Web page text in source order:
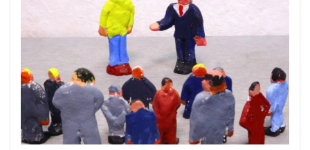
ぜ増
きた
の
か？
3.2
キャ
リア